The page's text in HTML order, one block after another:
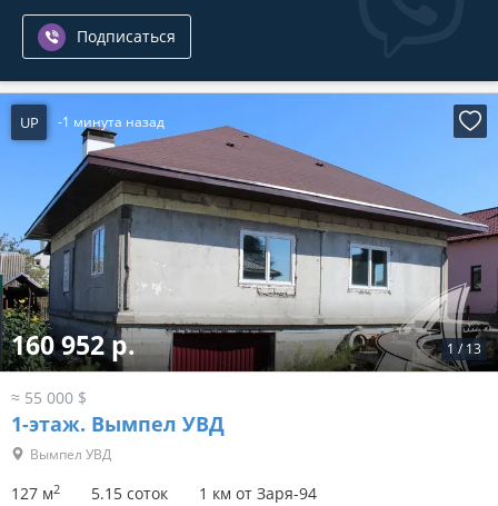
Подписаться
UP -1 минута назад
1 / 13
160 952 р.
≈ 55 000 $
1-этаж. Вымпел УВД
Вымпел УВД
127 м2 5.15 соток 1 км от Заря-94